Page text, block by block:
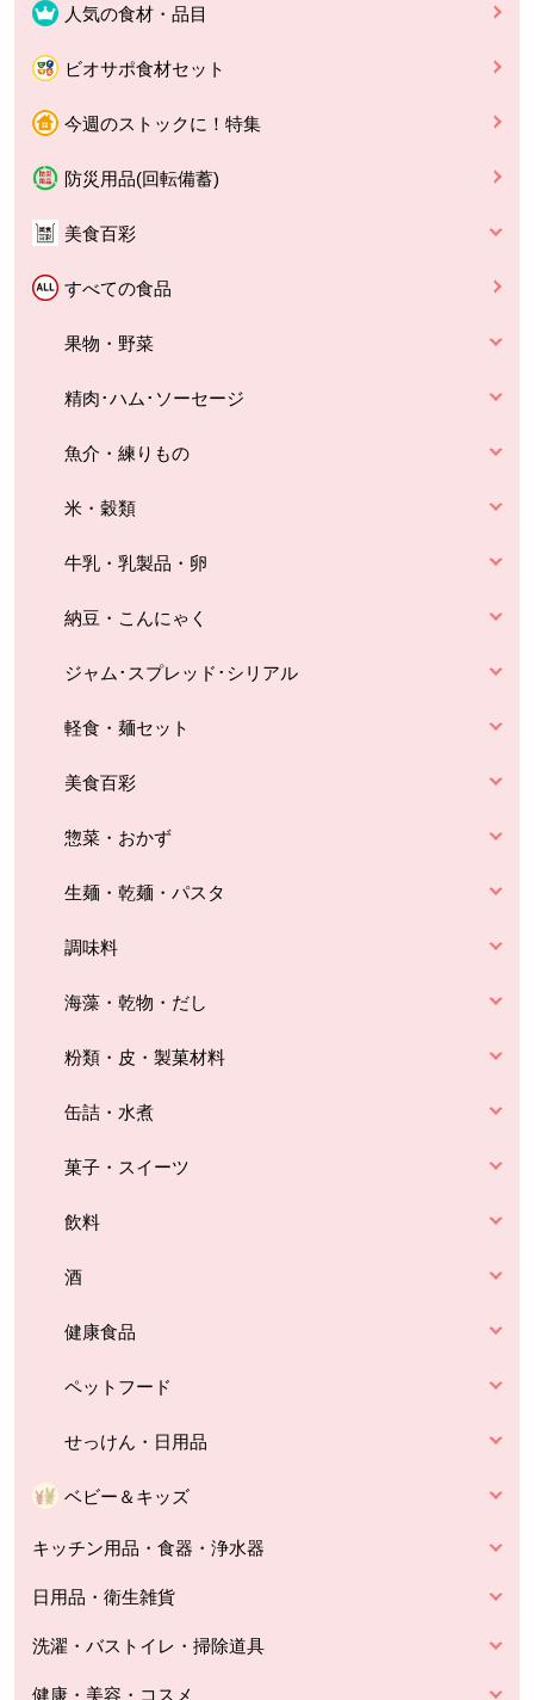
人気の食材・品目
ビオサポ食材セット
今週のストックに！特集
防災用品(回転備蓄)
美食百彩
すべての食品
果物・野菜
精肉･ハム･ソーセージ
魚介・練りもの
米・穀類
牛乳・乳製品・卵
納豆・こんにゃく
ジャム･スプレッド･シリアル
軽食・麺セット
美食百彩
惣菜・おかず
生麺・乾麺・パスタ
調味料
海藻・乾物・だし
粉類・皮・製菓材料
缶詰・水煮
菓子・スイーツ
飲料
酒
健康食品
ペットフード
せっけん・日用品
ベビー＆キッズ
キッチン用品・食器・浄水器
日用品・衛生雑貨
洗濯・バストイレ・掃除道具
健康・美容・コスメ